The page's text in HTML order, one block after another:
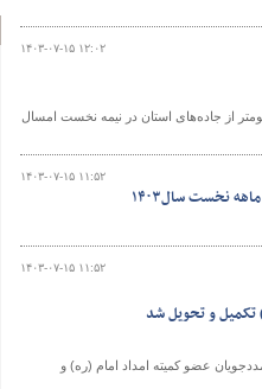
۱۴۰۳-۰۷-۱۵ ۱۲:۰۲
اداره کل راهداری و حمل‌ونقل جاده‌ای کردستان از ترمیم آسفالت ۲۰۸ کیلومتر از جاده‌های استان در نیمه نخست امسال
۱۴۰۳-۰۷-۱۵ ۱۱:۵۲
۱۴۰۳-۰۷-۱۵ ۱۱:۵۲
عضو کمیته امداد امام (ره) و